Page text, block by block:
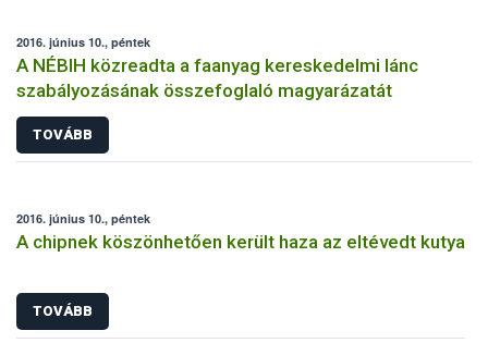
2016. június 10., péntek
A NÉBIH közreadta a faanyag kereskedelmi lánc
szabályozásának összefoglaló magyarázatát
TOVÁBB
2016. június 10., péntek
A chipnek köszönhetően került haza az eltévedt kutya
TOVÁBB